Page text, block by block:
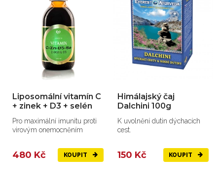
Liposomální vitamín C
+ zinek + D3 + selén
Pro maximální imunitu proti
virovým onemocněním
480 Kč KOUPIT
Himálajský čaj
Dalchini 100g
K uvolnění dutin dýchacích
cest.
150 Kč KOUPIT